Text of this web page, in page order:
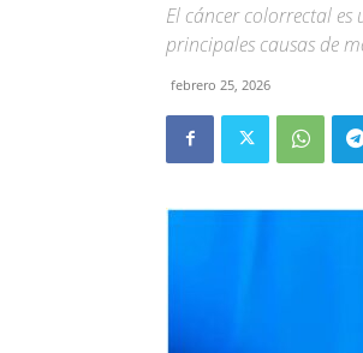
El cáncer colorrectal
principales causas de
febrero 25, 2026